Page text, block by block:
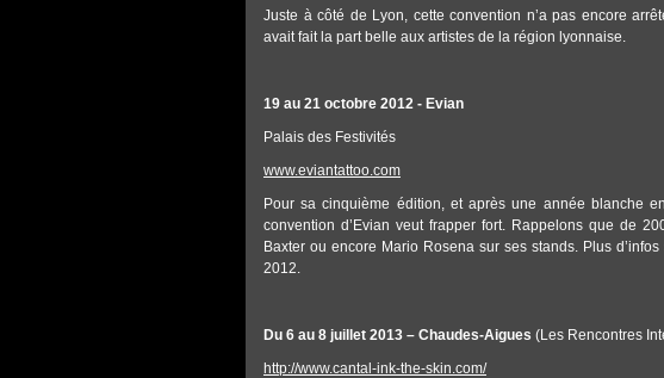
Juste à côté de Lyon, cette convention n’a pas encore
avait fait la part belle aux artistes de la région lyonnaise.
19 au 21 octobre 2012 - Evian
Palais des Festivités
www.eviantattoo.com
Pour sa cinquième édition, et après une année blanche
convention d’Evian veut frapper fort. Rappelons que de
Baxter ou encore Mario Rosena sur ses stands. Plus
2012.
Du 6 au 8 juillet 2013 – Chaudes-Aigues (Les Rencontres
http://www.cantal-ink-the-skin.com/